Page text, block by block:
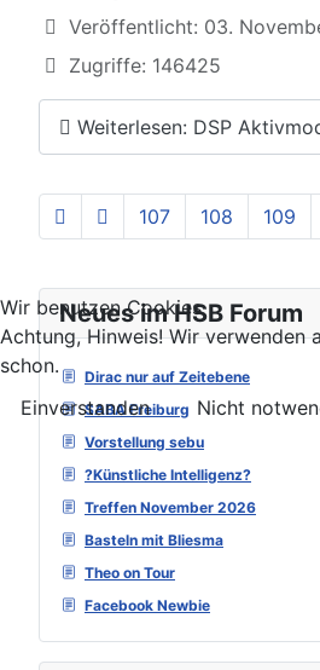
Neues im HSB Forum
Dirac nur auf Zeitebene
SABA Freiburg
Vorstellung sebu
?Künstliche Intelligenz?
Treffen November 2026
Basteln mit Bliesma
Theo on Tour
Facebook Newbie
Veröffentlicht: 03.
Zugriffe: 146425
Weiterlesen: DSP
107 108 109
Wir benutzen Cookies
Achtung, Hinweis! Wir verwenden
schon.
Einverstanden
Nicht